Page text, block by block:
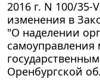
2016 г. N 100/
изменения в
"О наделении
Оренбургской